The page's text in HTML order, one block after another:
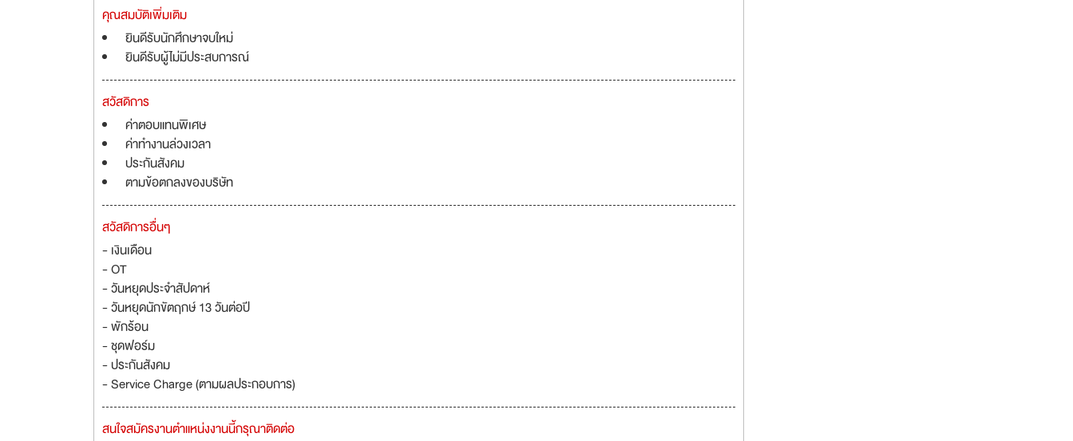
คุณสมบัติเพิ่มเติม
ยินดีรับนักศึกษาจบใหม่
ยินดีรับผู้ไม่มีประสบการณ์
สวัสดิการ
ค่าตอบแทนพิเศษ
ค่าทำงานล่วงเวลา
ประกันสังคม
ตามข้อตกลงของบริษัท
สวัสดิการอื่นๆ
- เงินเดือน
- OT
- วันหยุดประจำสัปดาห์
- วันหยุดนักขัตฤกษ์ 13 วันต่อปี
- พักร้อน
- ชุดฟอร์ม
- ประกันสังคม
- Service Charge (ตามผลประกอบการ)
สนใจสมัครงานตำแหน่งงานนี้กรุณาติดต่อ